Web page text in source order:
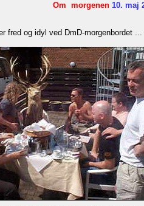
Om morgenen 10. maj
fred og idyl ved DmD-morgenbordet ...